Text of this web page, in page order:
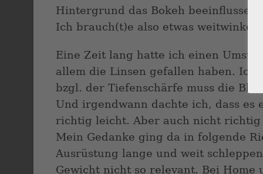
Hintergrund das Bokeh
Ich brauch(t)e also etwas
Eine Zeit lang hatte ich einen
allem die Linsen gefallen haben. Ich
bzgl. der Tiefenschärfe muss die
Und irgendwann dachte ich, dass
richtig leicht. Aber auch nicht richtig
Mein Gedanke ging da in folgende
Ausrüstung lange und weit
Gewicht nicht so relevant. Bei Home